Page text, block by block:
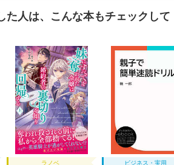
た人は、こんな本もチェックして
ラノベ ビジネス・実用